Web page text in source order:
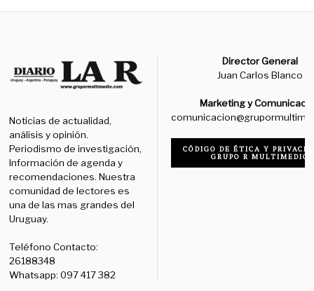
Noticias de actualidad,
análisis y opinión.
Periodismo de investigación,
Información de agenda y
recomendaciones. Nuestra
comunidad de lectores es
una de las mas grandes del
Uruguay.
Teléfono Contacto:
26188348
Whatsapp: 097 417 382
Director General
Juan Carlos Blanco
Marketing y
CÓDIGO DE ÉTICA Y
GRUPO R MULTIMEDIO